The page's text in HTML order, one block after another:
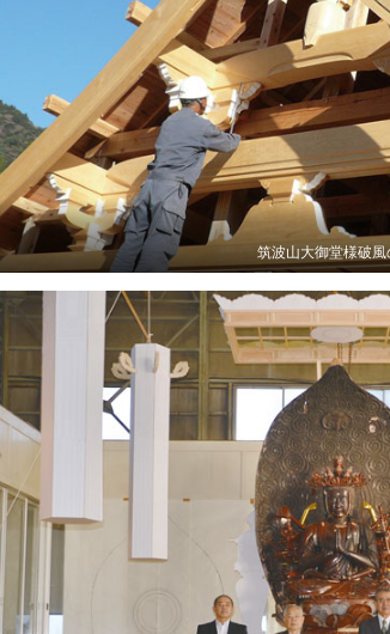
筑波山大御堂様破風